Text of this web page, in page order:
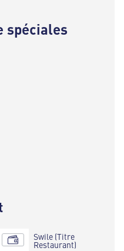
spéciales
Swile (Titre
Restaurant)